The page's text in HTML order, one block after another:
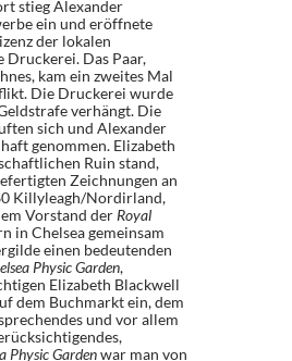
stieg Alexander
ein und eröffnete
der lokalen
Druckerei. Das Paar,
kam ein zweites Mal
Die Druckerei wurde
verhängt. Die
sich und Alexander
genommen. Elizabeth
Ruin stand,
Zeichnungen an
Killyleagh/Nordirland,
Vorstand der Royal
in Chelsea gemeinsam
einen bedeutenden
Physic Garden,
Elizabeth Blackwell
dem Buchmarkt ein, dem
und vor allem
Physic Gardenwar man von